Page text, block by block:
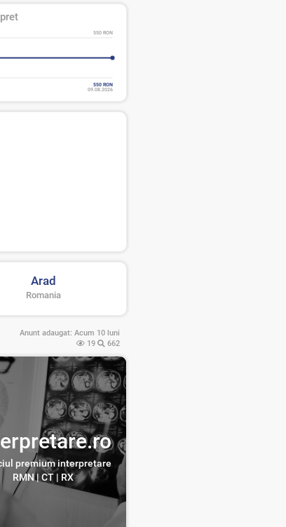
550 RON
550 RON
09.08.2026
Arad
Romania
19 662
Anunt adaugat: Acum 10 luni
premium interpretare
RMN | CT | RX